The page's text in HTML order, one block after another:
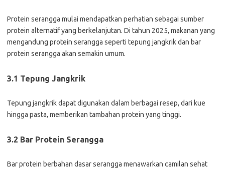
Protein serangga mulai mendapatkan perhatian sebagai sumber
protein alternatif yang berkelanjutan. Di tahun 2025, makanan yang
mengandung protein serangga seperti tepung jangkrik dan bar
protein serangga akan semakin umum.
3.1 Tepung Jangkrik
Tepung jangkrik dapat digunakan dalam berbagai resep, dari kue
hingga pasta, memberikan tambahan protein yang tinggi.
3.2 Bar Protein Serangga
Bar protein berbahan dasar serangga menawarkan camilan sehat